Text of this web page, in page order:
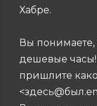
Хабре.
Вы понимаете,
дешевые часы!
пришлите